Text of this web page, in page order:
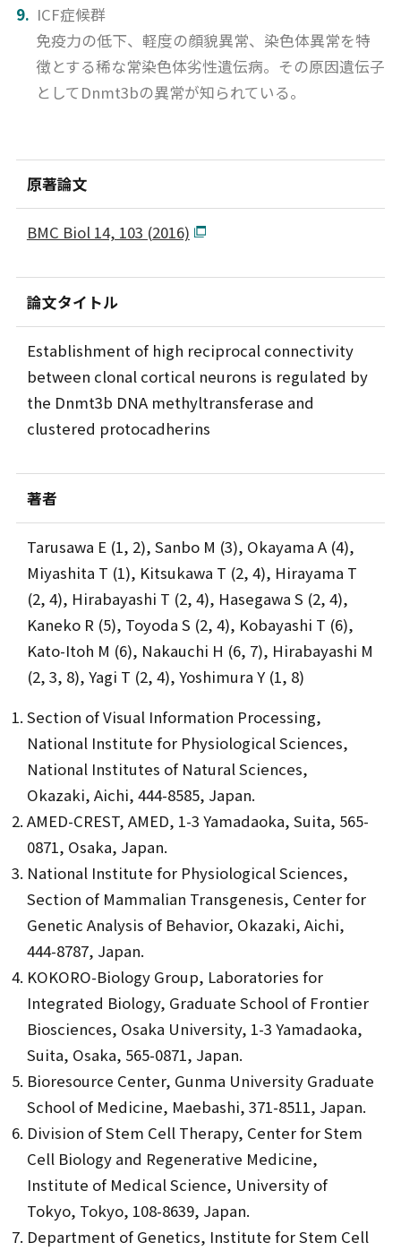
ICF症候群
免疫力の低下、軽度の顔貌異常、染色体異常を特
徴とする稀な常染色体劣性遺伝病。その原因遺伝子
としてDnmt3bの異常が知られている。
原著論文
BMC Biol 14, 103 (2016)
論文タイトル
Establishment of high reciprocal connectivity
between clonal cortical neurons is regulated by
the Dnmt3b DNA methyltransferase and
clustered protocadherins
著者
Tarusawa E (1, 2), Sanbo M (3), Okayama A (4),
Miyashita T (1), Kitsukawa T (2, 4), Hirayama T
(2, 4), Hirabayashi T (2, 4), Hasegawa S (2, 4),
Kaneko R (5), Toyoda S (2, 4), Kobayashi T (6),
Kato-Itoh M (6), Nakauchi H (6, 7), Hirabayashi M
(2, 3, 8), Yagi T (2, 4), Yoshimura Y (1, 8)
Section of Visual Information Processing,
National Institute for Physiological Sciences,
National Institutes of Natural Sciences,
Okazaki, Aichi, 444-8585, Japan.
AMED-CREST, AMED, 1-3 Yamadaoka, Suita, 565-
0871, Osaka, Japan.
National Institute for Physiological Sciences,
Section of Mammalian Transgenesis, Center for
Genetic Analysis of Behavior, Okazaki, Aichi,
444-8787, Japan.
KOKORO-Biology Group, Laboratories for
Integrated Biology, Graduate School of Frontier
Biosciences, Osaka University, 1-3 Yamadaoka,
Suita, Osaka, 565-0871, Japan.
Bioresource Center, Gunma University Graduate
School of Medicine, Maebashi, 371-8511, Japan.
Division of Stem Cell Therapy, Center for Stem
Cell Biology and Regenerative Medicine,
Institute of Medical Science, University of
Tokyo, Tokyo, 108-8639, Japan.
Department of Genetics, Institute for Stem Cell